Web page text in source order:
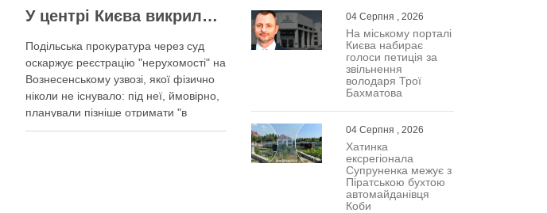
У центрі Києва викрили одну з наймасштабніших туалетних схем з фіктивним будинком
Подільська прокуратура через суд
оскаржує реєстрацію "нерухомості" на
Вознесенському узвозі, якої фізично
ніколи не існувало: під неї, ймовірно,
планували пізніше отримати "в
обслуговування" земельну ділянку
04 Серпня , 2026
На міському порталі
Києва набирає
голоси петиція за
звільнення
володаря Трої
Бахматова
04 Серпня , 2026
Хатинка
ексрегіонала
Супруненка межує з
Піратською бухтою
автомайданівця
Коби